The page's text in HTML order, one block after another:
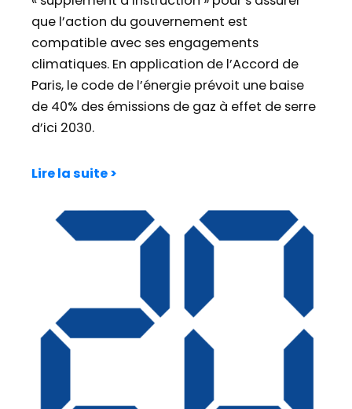
que l’action du gouvernement est
compatible avec ses engagements
climatiques. En application de l’Accord de
Paris, le code de l’énergie prévoit une baise
de 40% des émissions de gaz à effet de serre
d’ici 2030.
Lire la suite >